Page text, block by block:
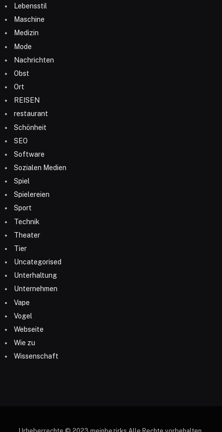
Lebensstil
Maschine
Medizin
Mode
Nachrichten
Obst
Ort
REISEN
restaurant
Schönheit
SEO
Software
Sozialen Medien
Spiel
Spielereien
Sport
Technik
Theater
Tier
Uncategorised
Unterhaltung
Unternehmen
Vape
Vogel
Webseite
Wie zu
Wissenschaft